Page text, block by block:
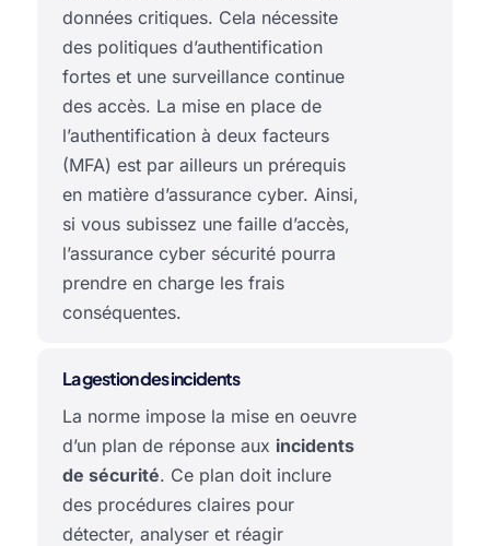
données critiques. Cela nécessite
des politiques d’authentification
fortes et une surveillance continue
des accès. La mise en place de
l’authentification à deux facteurs
(MFA) est par ailleurs un prérequis
en matière d’assurance cyber. Ainsi,
si vous subissez une faille d’accès,
l’assurance cyber sécurité pourra
prendre en charge les frais
conséquentes.
La gestion des incidents
La norme impose la mise en oeuvre
d’un plan de réponse aux incidents
de sécurité. Ce plan doit inclure
des procédures claires pour
détecter, analyser et réagir